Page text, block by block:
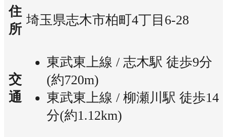
住
所
埼玉県志木市柏町4丁目6-28
交
通
東武東上線 / 志木駅 徒歩9分
(約720m)
東武東上線 / 柳瀬川駅 徒歩14
分(約1.12km)